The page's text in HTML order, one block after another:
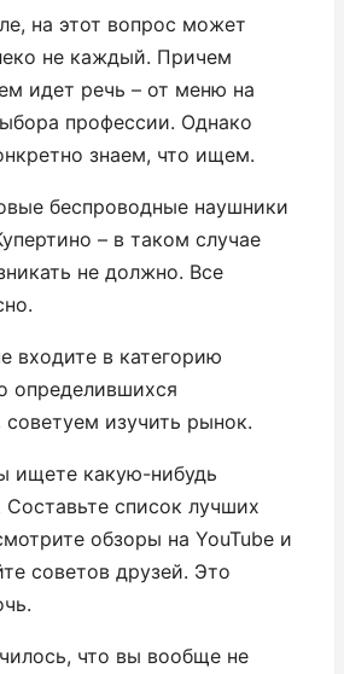
на этот вопрос может
не каждый. Причем
идет речь – от меню на
профессии. Однако
знаем, что ищем.
беспроводные наушники
– в таком случае
не должно. Все
входите в категорию
определившихся
советуем изучить рынок.
ищете какую-нибудь
список лучших
обзоры на YouTube и
советов друзей. Это
что вы вообще не